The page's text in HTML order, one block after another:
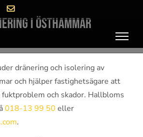
E-
i Östhammar
dränering och isolering av
och hjälper fastighetsägare att
fuktproblem och skador. Hallbloms
018-13 99 50 eller
.